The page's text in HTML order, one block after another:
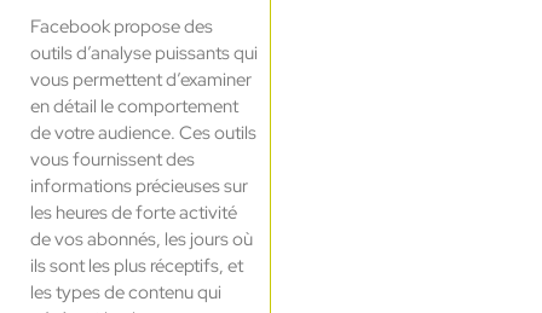
Facebook propose des
outils d’analyse puissants qui
vous permettent d’examiner
en détail le comportement
de votre audience. Ces outils
vous fournissent des
informations précieuses sur
les heures de forte activité
de vos abonnés, les jours où
ils sont les plus réceptifs, et
les types de contenu qui